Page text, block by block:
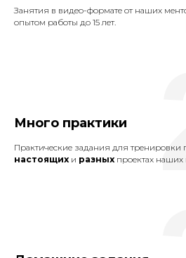
Занятия в видео-формате от наших
опытом работы до 15 лет.
Много практики
Практические задания для тренировки
настоящихи разныхпроектах наших